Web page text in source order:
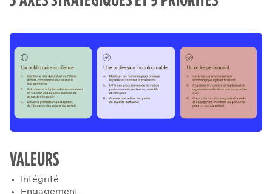
VALEURS
Intégrité
Engagement